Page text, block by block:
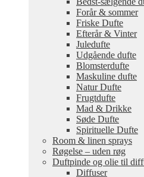
Forår & sommer
Friske Dufte
Efterår & Vinter
Juledufte
Udgående dufte
Blomsterdufte
Maskuline dufte
Natur Dufte
Frugtdufte
Mad & Drikke
Søde Dufte
Spirituelle Dufte
Room & linen sprays
Røgelse – uden røg
Duftpinde og olie til
Diffuser